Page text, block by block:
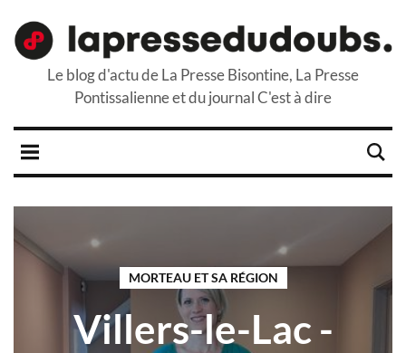
Le blog d'actu de La Presse Bisontine, La Presse
Pontissalienne et du journal C'est à dire
MORTEAU ET SA RÉGION
Villers-le-Lac -